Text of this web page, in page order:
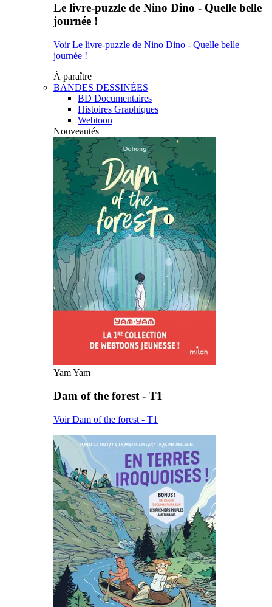
Le livre-puzzle de Nino Dino - Quelle belle
journée !
Voir Le livre-puzzle de Nino Dino - Quelle belle
journée !
À paraître
BANDES DESSINÉES
BD Documentaires
Histoires Graphiques
Webtoon
Nouveautés
Yam Yam
Dam of the forest - T1
Voir Dam of the forest - T1